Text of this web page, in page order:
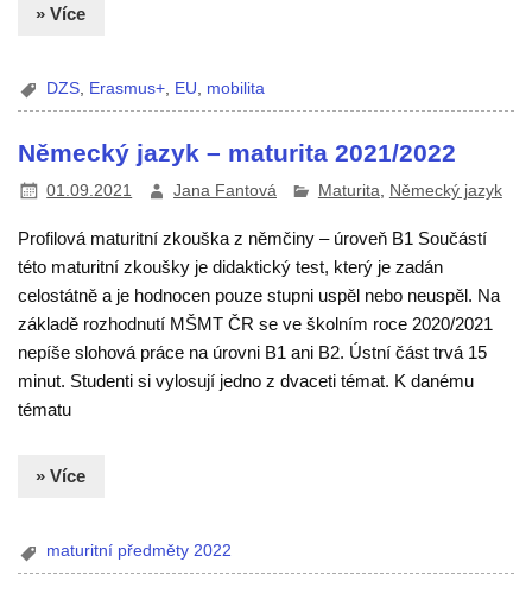
» Více
DZS Erasmus+ EU mobilita
Německý jazyk – maturita 2021/2022
01.09.2021 Jana Fantová Maturita Německý jazyk
Profilová maturitní zkouška z němčiny – úroveň B1 Součástí
této maturitní zkoušky je didaktický test, který je zadán
celostátně a je hodnocen pouze stupni uspěl nebo neuspěl. Na
základě rozhodnutí MŠMT ČR se ve školním roce 2020/2021
nepíše slohová práce na úrovni B1 ani B2. Ústní část trvá 15
minut. Studenti si vylosují jedno z dvaceti témat. K danému
tématu
» Více
maturitní předměty 2022